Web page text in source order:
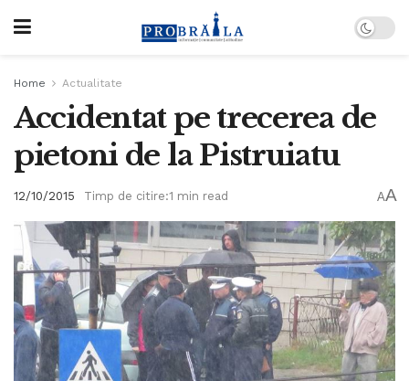
Home Actualitate
Accidentat pe trecerea de
pietoni de la Pistruiatu
12/10/2015 Timp de citire:1 min read AA